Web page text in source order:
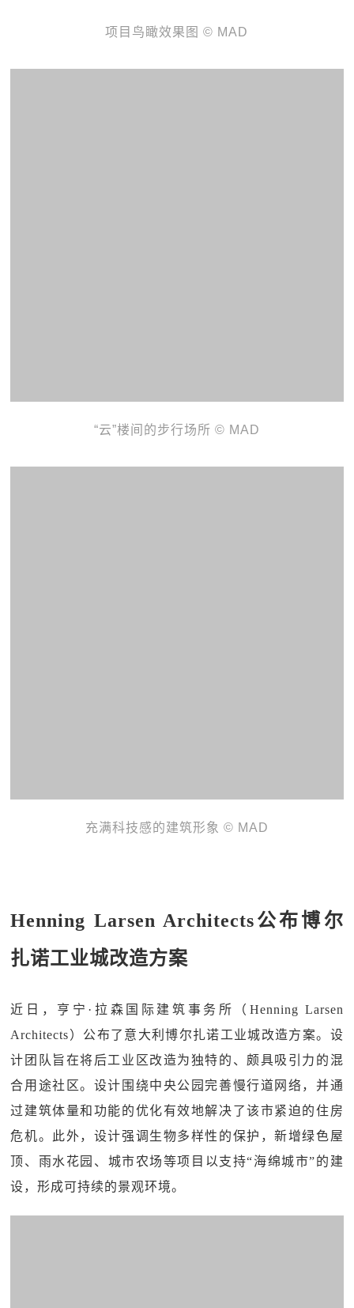
项目鸟瞰效果图 © MAD
“云”楼间的步行场所 © MAD
充满科技感的建筑形象 © MAD
Henning Larsen Architects公布博尔
扎诺工业城改造方案
近日，亨宁·拉森国际建筑事务所（Henning Larsen
Architects）公布了意大利博尔扎诺工业城改造方案。设
计团队旨在将后工业区改造为独特的、颇具吸引力的混
合用途社区。设计围绕中央公园完善慢行道网络，并通
过建筑体量和功能的优化有效地解决了该市紧迫的住房
危机。此外，设计强调生物多样性的保护，新增绿色屋
顶、雨水花园、城市农场等项目以支持“海绵城市”的建
设，形成可持续的景观环境。